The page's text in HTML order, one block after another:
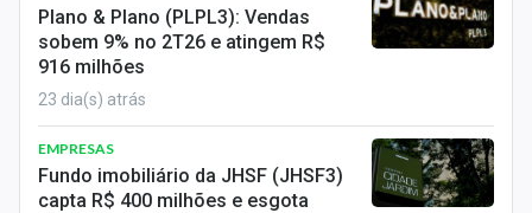
Plano & Plano (PLPL3): Vendas
sobem 9% no 2T26 e atingem R$
916 milhões
23 dia(s) atrás
EMPRESAS
Fundo imobiliário da JHSF (JHSF3)
capta R$ 400 milhões e esgota